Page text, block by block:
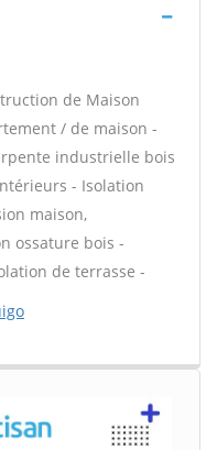
de Maison
/ de maison -
industrielle bois
- Isolation
maison,
ossature bois -
de terrasse -